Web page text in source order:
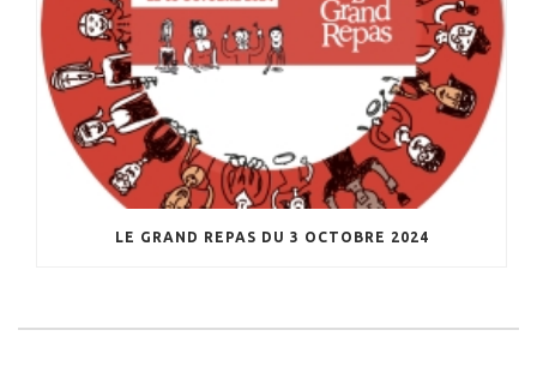
LE GRAND REPAS DU 3 OCTOBRE 2024